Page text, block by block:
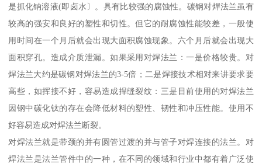
是抓化钠溶液(即卤水〕。具有比较强的腐蚀性。碳钢对焊法兰虽有
较高的强安和良好的塑性和切性。但它的耐腐蚀性能较差，一般使
用时间在一个月后就会出现大面积腐蚀现象。六个月后就会出现大
面积穿孔。造成介质泄漏。如果采用对焊法兰：一是价格较贵。对
焊法兰大约是碳钢对焊法兰的3-5倍；二是焊接技术相对来讲要求要
高些，如挥接不好，容易造成捍缝裂纹：三是目前使用的对焊法兰
因钢中碳化钛的存在会降低材料的塑性、韧性和冲压性能。使用不
好容易造成对焊法兰断裂。
对焊法兰就是带颈的并有圆管过渡的并与管子对焊连接的法兰。对
焊法兰是法兰管件中的一种，在不同的领域和行业中都有着广泛使